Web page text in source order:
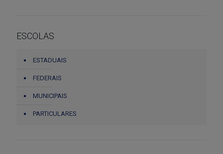
ESCOLAS
ESTADUAIS
FEDERAIS
MUNICIPAIS
PARTICULARES